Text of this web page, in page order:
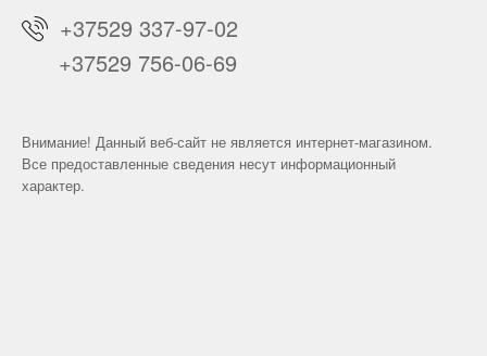
+37529 337-97-02
+37529 756-06-69
Внимание! Данный веб-сайт не является интернет-магазином.
Все предоставленные сведения несут информационный
характер.